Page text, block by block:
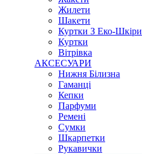
Жилети
Шакети
Куртки З Еко-Шкіри
Куртки
Вітрівка
АКСЕСУАРИ
Нижня Білизна
Гаманці
Кепки
Парфуми
Ремені
Сумки
Шкарпетки
Рукавички